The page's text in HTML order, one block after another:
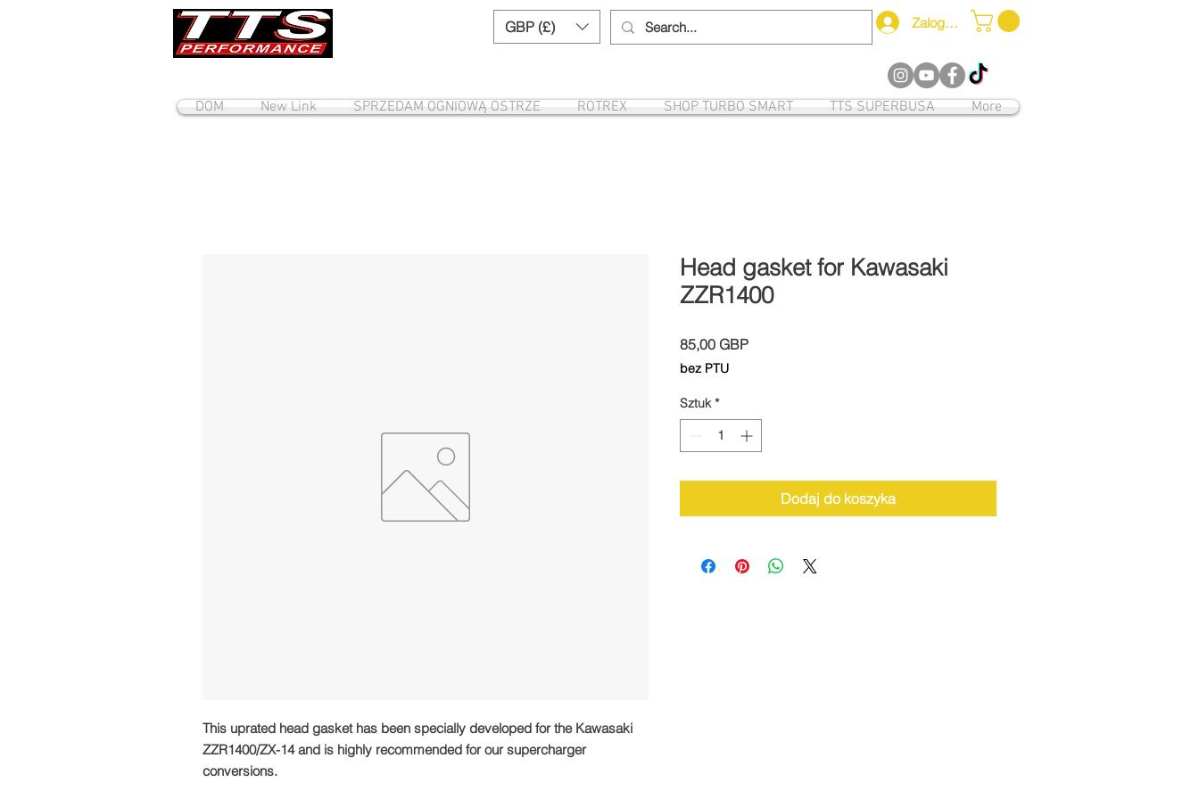
GBP (£) Zaloguj się
DOM New Link SPRZEDAM OGNIOWĄ OSTRZE ROTREX SHOP TURBO SMART TTS SUPERBUSA More
This uprated head gasket has been specially developed for the Kawasaki
ZZR1400/ZX-14 and is highly recommended for our supercharger
conversions.
Head gasket for Kawasaki
ZZR1400
85,00 GBPCena
bez PTU
Sztuk *
Dodaj do koszyka